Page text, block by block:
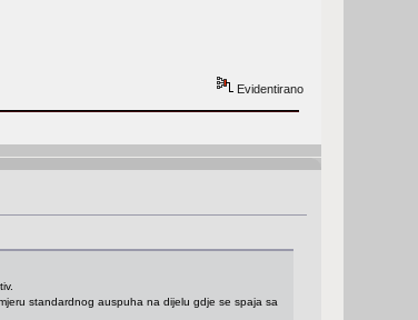
Evidentirano
standardnog auspuha na dijelu gdje se spaja sa